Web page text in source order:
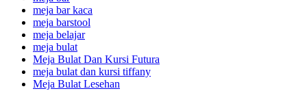
meja bar kaca
meja barstool
meja belajar
meja bulat
Meja Bulat Dan Kursi Futura
meja bulat dan kursi tiffany
Meja Bulat Lesehan